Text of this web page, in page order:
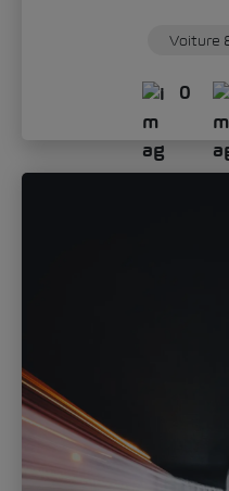
Voiture
0